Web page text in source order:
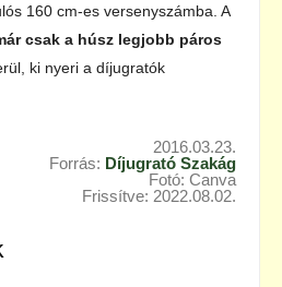
160 cm-es versenyszámba. A
csak a húsz legjobb páros
ki nyeri a díjugratók
2016.03.23.
Forrás: Díjugrató Szakág
Fotó: Canva
Frissítve: 2022.08.02.